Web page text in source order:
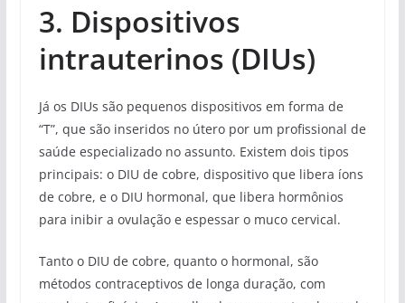
3. Dispositivos
intrauterinos (DIUs)
Já os DIUs são pequenos dispositivos em forma de
“T”, que são inseridos no útero por um profissional de
saúde especializado no assunto. Existem dois tipos
principais: o DIU de cobre, dispositivo que libera íons
de cobre, e o DIU hormonal, que libera hormônios
para inibir a ovulação e espessar o muco cervical.
Tanto o DIU de cobre, quanto o hormonal, são
métodos contraceptivos de longa duração, com